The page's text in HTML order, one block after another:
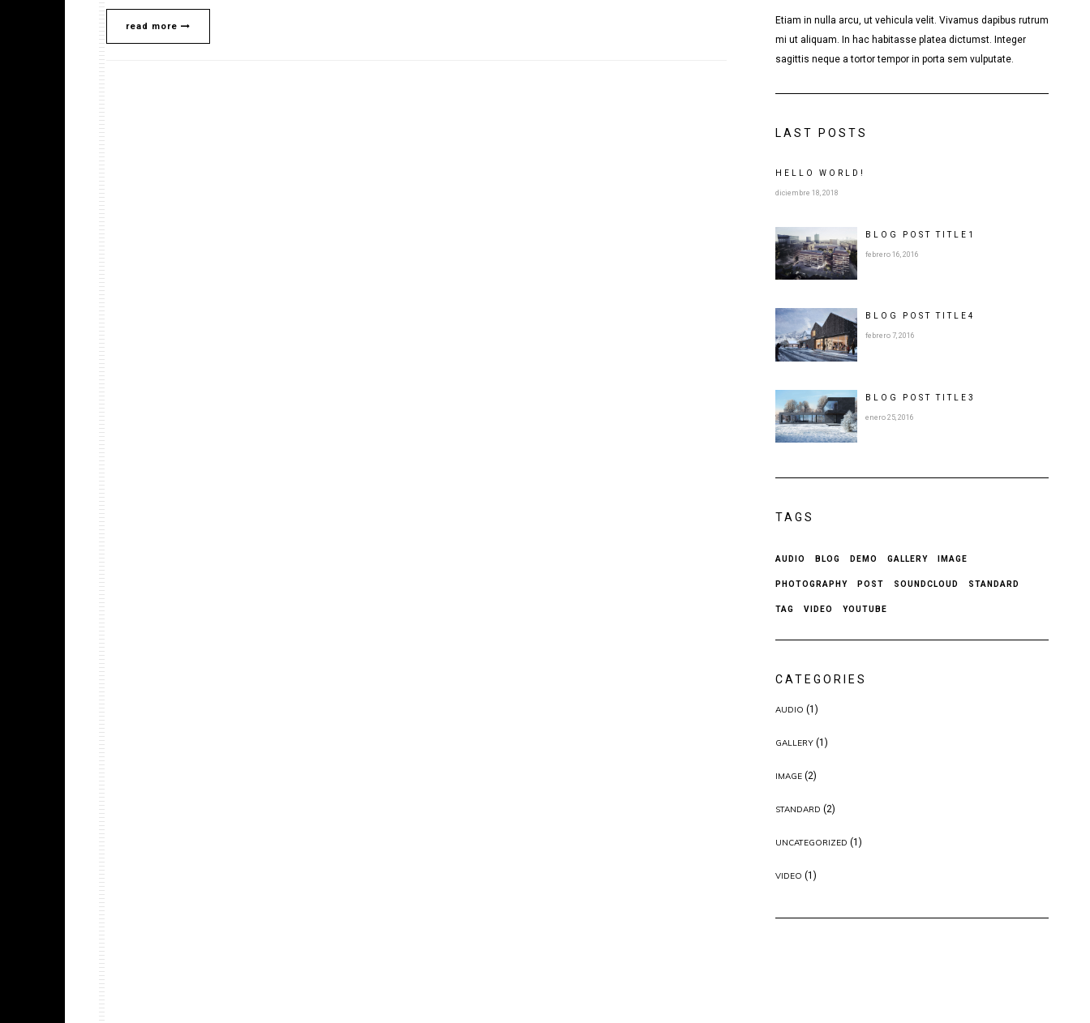
read more
Etiam in nulla arcu, ut vehicula velit. Vivamus dapibus rutrum
mi ut aliquam. In hac habitasse platea dictumst. Integer
sagittis neque a tortor tempor in porta sem vulputate.
LAST POSTS
HELLO WORLD!
diciembre 18, 2018
BLOG POSTTITLE 1
febrero 16, 2016
BLOG POSTTITLE4
febrero 7, 2016
BLOG POSTTITLE3
enero 25, 2016
TAGS
AUDIO BLOG DEMO GALLERY IMAGE
PHOTOGRAPHY POST SOUNDCLOUD STANDARD
TAG VIDEO YOUTUBE
CATEGORIES
AUDIO (1)
GALLERY(1)
IMAGE(2)
STANDARD (2)
UNCATEGORIZED (1)
VIDEO (1)